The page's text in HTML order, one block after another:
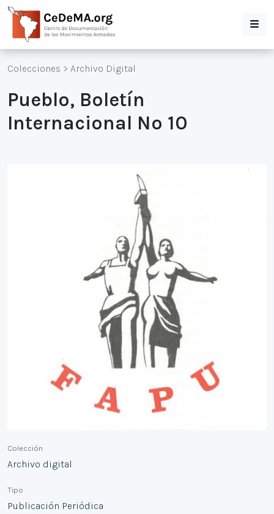
Colecciones > Archivo Digital
Pueblo, Boletín
Internacional Nº 10
Colección
Archivo digital
Tipo
Publicación Periódica